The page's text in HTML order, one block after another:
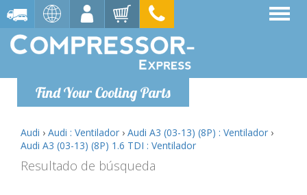
Find Your Cooling Parts
Audi › Audi : Ventilador › Audi A3 (03-13) (8P) : Ventilador ›
Audi A3 (03-13) (8P) 1.6 TDI : Ventilador
Resultado de búsqueda